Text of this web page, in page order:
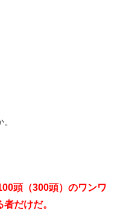
頭（300頭）のワンワ
だけだ。